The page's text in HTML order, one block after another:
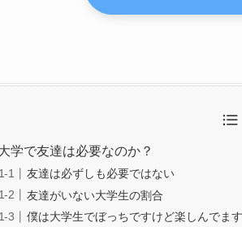
学で友達は必要なのか？
友達は必ずしも必要ではない
友達がいない大学生の割合
僕は大学生でぼっちですけど楽しんでます